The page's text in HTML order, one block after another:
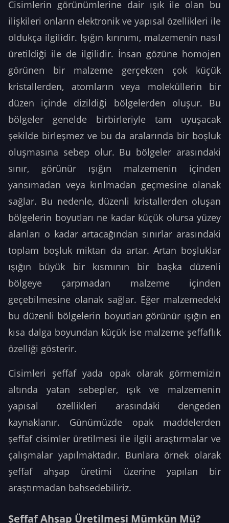
Cisimlerin görünümlerine dair ışık ile olan bu
ilişkileri onların elektronik ve yapısal özellikleri ile
oldukça ilgilidir. Işığın kırınımı, malzemenin nasıl
üretildiği ile de ilgilidir. İnsan gözüne homojen
görünen bir malzeme gerçekten çok küçük
kristallerden, atomların veya moleküllerin bir
düzen içinde dizildiği bölgelerden oluşur. Bu
bölgeler genelde birbirleriyle tam uyuşacak
şekilde birleşmez ve bu da aralarında bir boşluk
oluşmasına sebep olur. Bu bölgeler arasındaki
sınır, görünür ışığın malzemenin içinden
yansımadan veya kırılmadan geçmesine olanak
sağlar. Bu nedenle, düzenli kristallerden oluşan
bölgelerin boyutları ne kadar küçük olursa yüzey
alanları o kadar artacağından sınırlar arasındaki
toplam boşluk miktarı da artar. Artan boşluklar
ışığın büyük bir kısmının bir başka düzenli
bölgeye çarpmadan malzeme içinden
geçebilmesine olanak sağlar. Eğer malzemedeki
bu düzenli bölgelerin boyutları görünür ışığın en
kısa dalga boyundan küçük ise malzeme şeffaflık
özelliği gösterir.
Cisimleri şeffaf yada opak olarak görmemizin
altında yatan sebepler, ışık ve malzemenin
yapısal özellikleri arasındaki dengeden
kaynaklanır. Günümüzde opak maddelerden
şeffaf cisimler üretilmesi ile ilgili araştırmalar ve
çalışmalar yapılmaktadır. Bunlara örnek olarak
şeffaf ahşap üretimi üzerine yapılan bir
araştırmadan bahsedebiliriz.
Şeffaf Ahşap Üretilmesi Mümkün Mü?